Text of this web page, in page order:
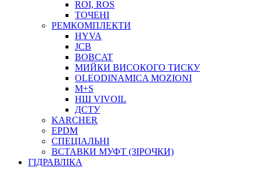
ФІЛЬТРИ ДЛЯ ПАЛЬНОГО
ПІДДОНИ ДЛЯ БОЧОК
МОДУЛЬНІ АЗС
МЕТРОЛОГІЧНЕ ОБЛАДНАННЯ
ЛІЧИЛЬНИКИ І ВИТРАТОМІРИ ДЛЯ ПАЛЬНОГО
КОТУШКИ ДЛЯ ШЛАНГІВ
ROI, ROS
ТОЧЕНІ
РЕМКОМПЛЕКТИ
HYVA
JCB
BOBCAT
МИЙКИ ВИСОКОГО ТИСКУ
OLEODINAMICA MOZIONI
M+S
НШ VIVOIL
ДСТУ
KARCHER
EPDM
СПЕЦІАЛЬНІ
ВСТАВКИ МУФТ (ЗІРОЧКИ)
ГІДРАВЛІКА